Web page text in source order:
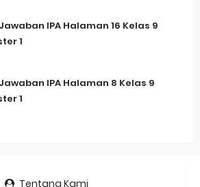
IPA Halaman 16 Kelas 9
1
IPA Halaman 8 Kelas 9
1
Tentang Kami